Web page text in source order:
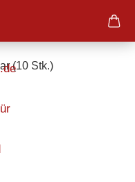
(10 Stk.)